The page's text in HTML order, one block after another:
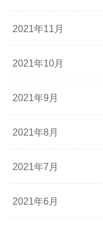
2021年11月
2021年10月
2021年9月
2021年8月
2021年7月
2021年6月